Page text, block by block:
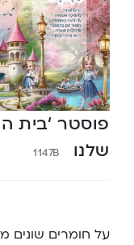
פוסטר ‘בית
שלנו
1147B
על חומרים שונים